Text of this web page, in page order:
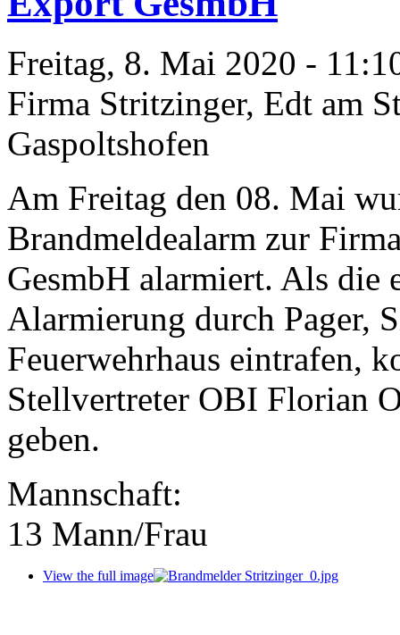
Freitag, 8. Mai 2020 -
Firma Stritzinger, Edt am
Gaspoltshofen
Am Freitag den 08. Mai
Brandmeldealarm zur
GesmbH alarmiert. Als die
Alarmierung durch Pager,
Feuerwehrhaus eintrafen,
Stellvertreter OBI Florian
geben.
Mannschaft:
13 Mann/Frau
View the full image